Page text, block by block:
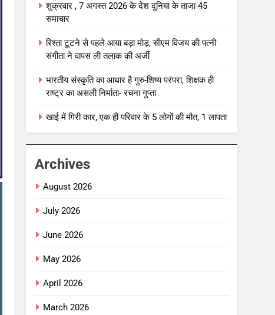
शुक्रवार , 7 अगस्त 2026 के देश दुनिया के ताजा 45
समाचार
रिश्ता टूटने से पहले आया बड़ा मोड़, सीएम विजय की पत्नी
संगीता ने वापस ली तलाक की अर्जी
भारतीय संस्कृति का आधार है गुरु-शिष्य परंपरा, शिक्षक ही
राष्ट्र का असली निर्माता- रचना गुप्ता
खाई में गिरी कार, एक ही परिवार के 5 लोगों की मौत, 1 लापता
Archives
August 2026
July 2026
June 2026
May 2026
April 2026
March 2026